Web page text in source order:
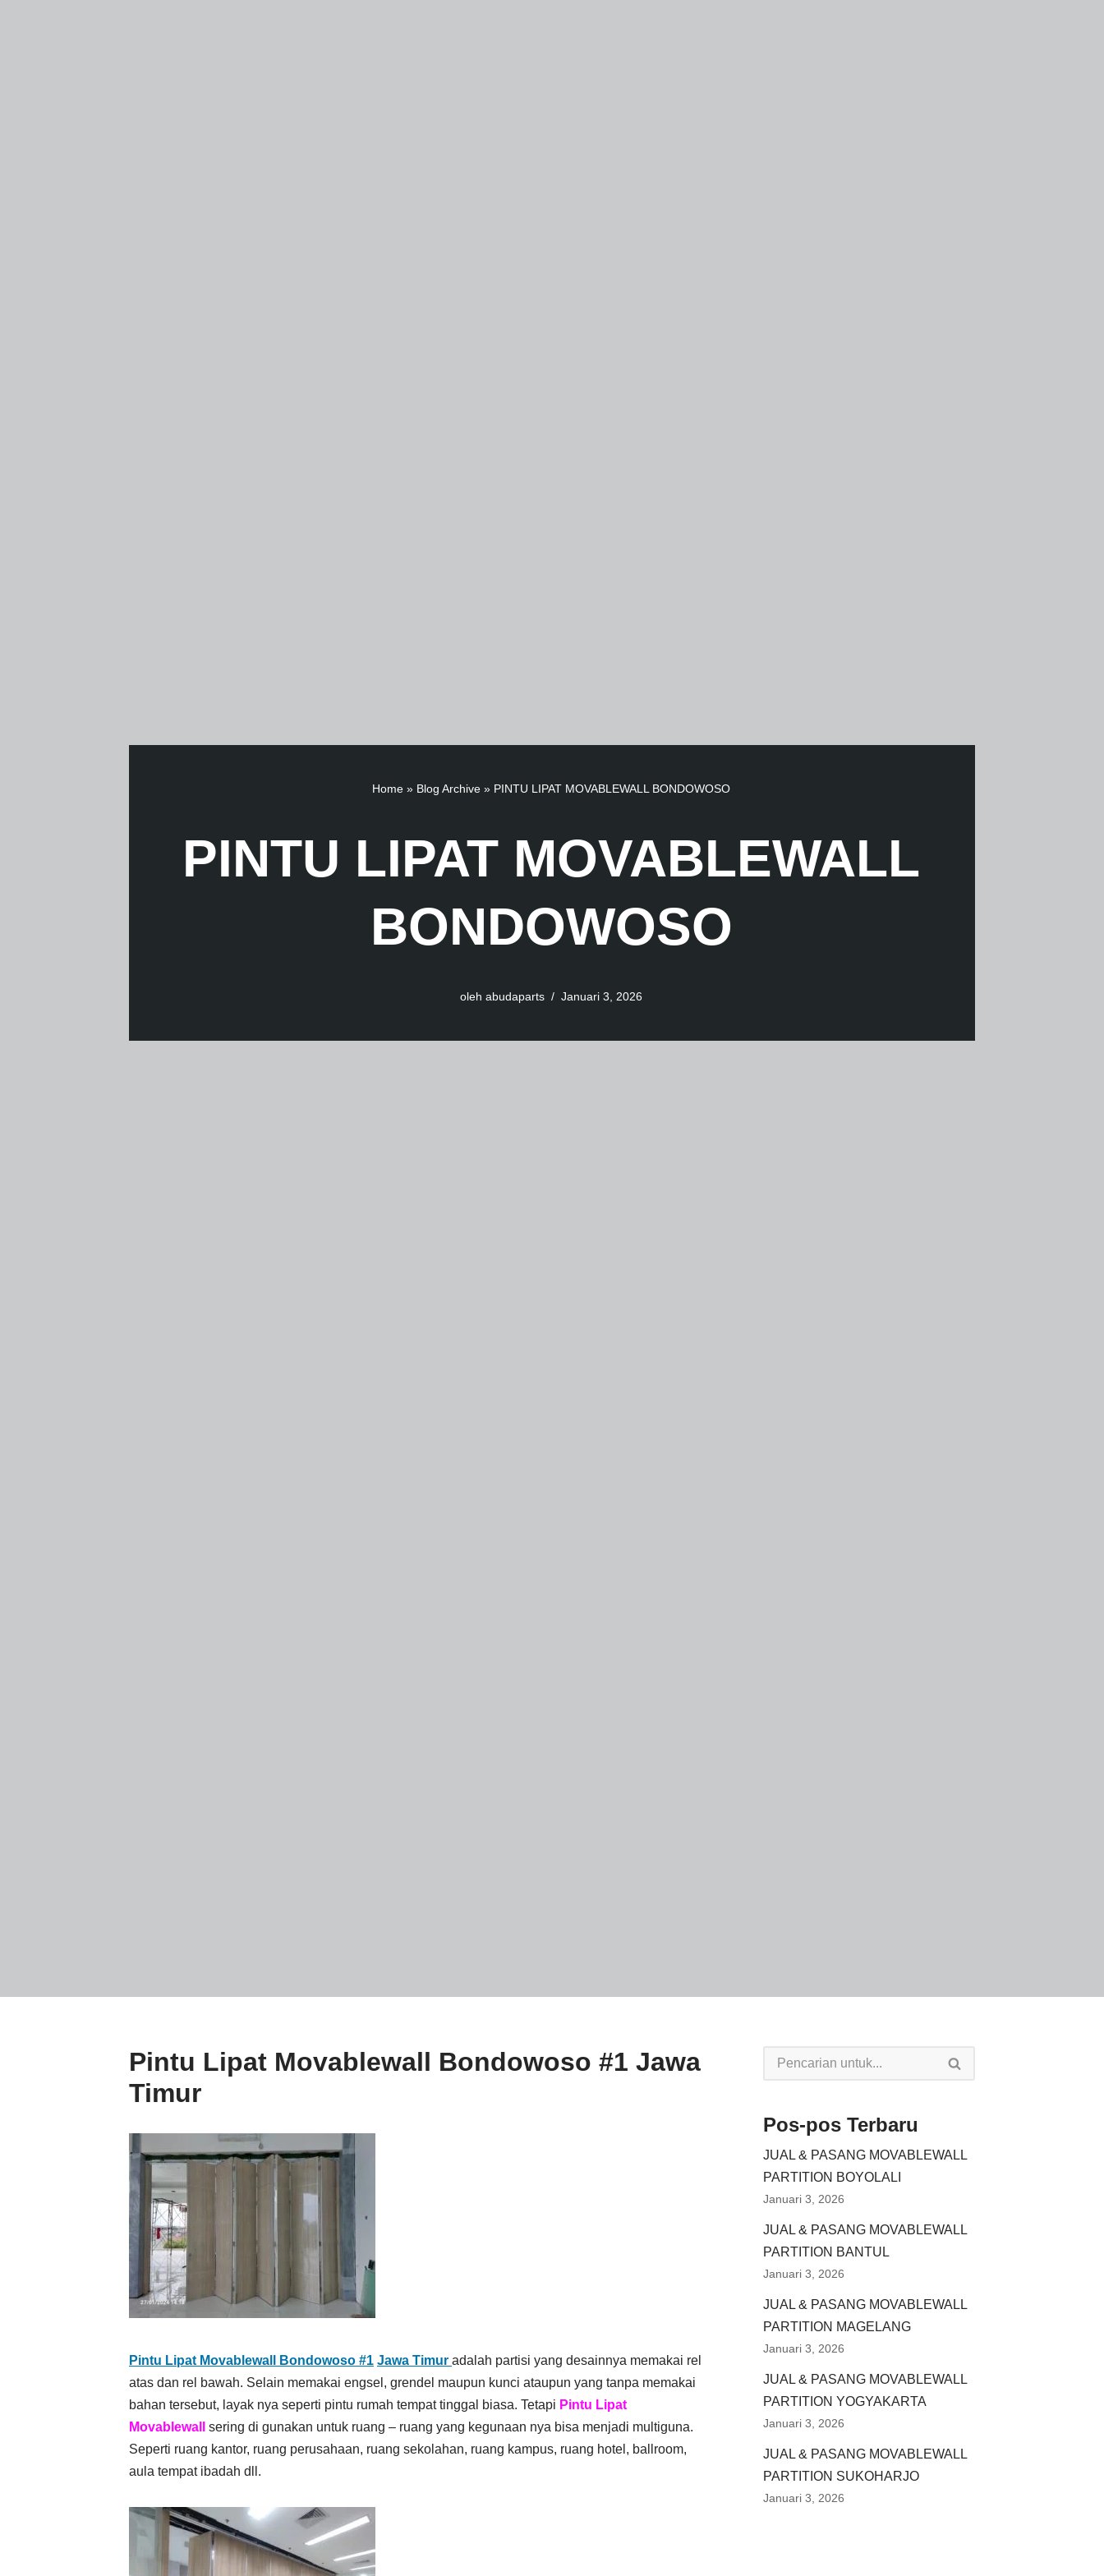
Home » Blog Archive » PINTU LIPAT MOVABLEWALL BONDOWOSO
PINTU LIPAT MOVABLEWALL
BONDOWOSO
oleh abudaparts Januari 3, 2026
Pintu Lipat Movablewall Bondowoso #1 Jawa
Timur
Pintu Lipat Movablewall Bondowoso #1 Jawa Timur adalah partisi yang desainnya memakai rel
atas dan rel bawah. Selain memakai engsel, grendel maupun kunci ataupun yang tanpa memakai
bahan tersebut, layak nya seperti pintu rumah tempat tinggal biasa. Tetapi Pintu Lipat
Movablewall
sering di gunakan untuk ruang – ruang yang kegunaan nya bisa menjadi multiguna.
Seperti ruang kantor, ruang perusahaan, ruang sekolahan, ruang kampus, ruang hotel, ballroom,
aula tempat ibadah dll.
Pos-pos Terbaru
JUAL & PASANG MOVABLEWALL
PARTITION BOYOLALI
Januari 3, 2026
JUAL & PASANG MOVABLEWALL
PARTITION BANTUL
Januari 3, 2026
JUAL & PASANG MOVABLEWALL
PARTITION MAGELANG
Januari 3, 2026
JUAL & PASANG MOVABLEWALL
PARTITION YOGYAKARTA
Januari 3, 2026
JUAL & PASANG MOVABLEWALL
PARTITION SUKOHARJO
Januari 3, 2026